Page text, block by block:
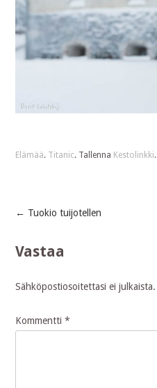
Elämää. Titanic. Tallenna Kestolinkki.
Post
navigation
← Tuokio tuijotellen
Vastaa
Sähköpostiosoitettasi ei julkaista.
Kommentti*